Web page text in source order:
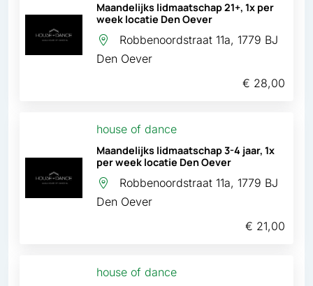
Maandelijks lidmaatschap 21+, 1x per
week locatie Den Oever
Robbenoordstraat 11a, 1779 BJ
Den Oever
€ 28,00
Maandelijks lidmaatschap 3-4 jaar, 1x
per week locatie Den Oever
house of dance
Robbenoordstraat 11a, 1779 BJ
Den Oever
€ 21,00
house of dance